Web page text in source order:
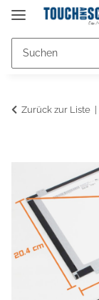
Zurück zur Liste